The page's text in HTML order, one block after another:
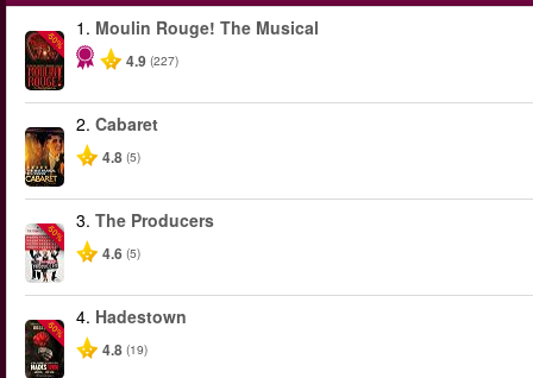
-50%
1. Moulin Rouge! The Musical
4.9 (227)
2. Cabaret
4.8 (5)
-50%
3. The Producers
4.6 (5)
-50%
4. Hadestown
4.8 (19)